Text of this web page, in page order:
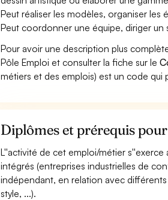
Peut réaliser les modèles, organiser
Peut coordonner une équipe, diriger un
Pour avoir une description plus
Pôle Emploi et consulter la fiche sur le
métiers et des emplois) est un code
Diplômes et prérequis
L''activité de cet emploi/métier s''exerce
intégrés (entreprises industrielles de
indépendant, en relation avec
style, ...).